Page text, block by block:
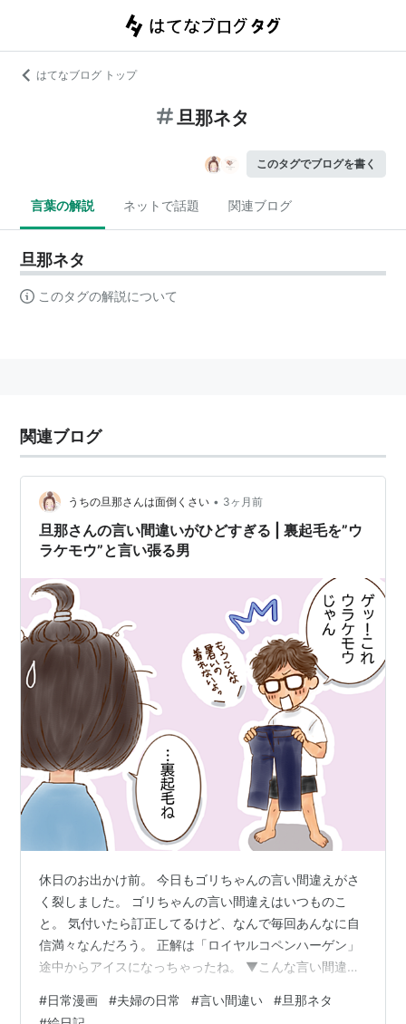
はてなブログ トップ
旦那ネタ
このタグでブログを書く
言葉の解説 ネットで話題 関連ブログ
旦那ネタ
このタグの解説について
関連ブログ
うちの旦那さんは面倒くさい • 3ヶ月前
旦那さんの言い間違いがひどすぎる | 裏起毛を”ウ
ラケモウ”と言い張る男
休日のお出かけ前。 今日もゴリちゃんの言い間違えがさ
く裂しました。 ゴリちゃんの言い間違えはいつものこ
と。 気付いたら訂正してるけど、なんで毎回あんなに自
信満々なんだろう。 正解は「ロイヤルコペンハーゲン」
途中からアイスになっちゃったね。 ▼こんな言い間違
願いします♪ にほんブログ村 ランキング参加中マンガ ラ
#日常漫画 #夫婦の日常 #言い間違い #旦那ネタ